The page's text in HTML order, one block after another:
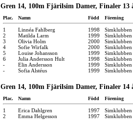
Gren 14, 100m Fjärilsim Damer, Finaler 13
Plac. Namn Född Förening
1 Linnéa Fahlberg 1998
2
Matilda Larm 1999
Simklubben
3
Olivia Holm 2000
Simklubben
4
Sofie Wirfalk 2000
5
Louise Johansson 1999
6
Julia Andersson Hult 1998
Simklubben
-
Elin Andersson 1999
Simklubben
-
Sofia Alstéus 1999
Gren 14, 100m Fjärilsim Damer, Finaler 14
Plac. Namn Född Förening
1 Erica Dahlgren 1997
Simklubben
2
Emma Helgesson 1997